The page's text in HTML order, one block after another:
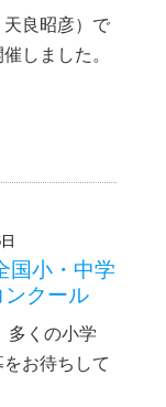
良昭彦）で
しました。
国小・中学
クール
多くの小学
お待ちして